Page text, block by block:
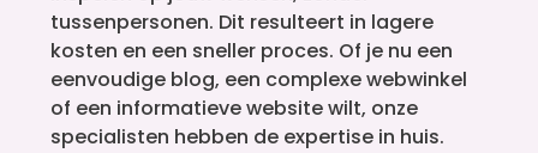
tussenpersonen. Dit resulteert in lagere
kosten en een sneller proces. Of je nu een
eenvoudige blog, een complexe webwinkel
of een informatieve website wilt, onze
specialisten hebben de expertise in huis.